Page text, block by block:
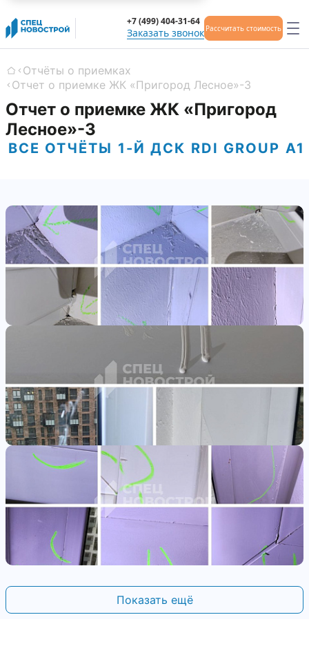
Заказать звонок
+7 (499) 404-31-64
Рассчитать стоимость
Главная
Отчёты о приемках
Отчет о приемке ЖК «Пригород Лесное»-3
Отчет о приемке ЖК «Пригород
Лесное»-3
ВСЕ ОТЧЁТЫ 1-Й ДСК RDI GROUP
Показать ещё